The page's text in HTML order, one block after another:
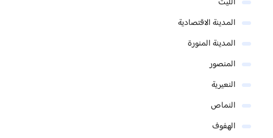
المدينة الاقتصادية
المدينة المنورة
المنصور
النعيرية
النماص
الهفوف